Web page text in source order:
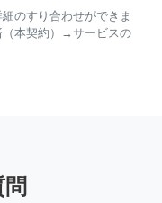
のすり合わせができま
（本契約）→サービスの